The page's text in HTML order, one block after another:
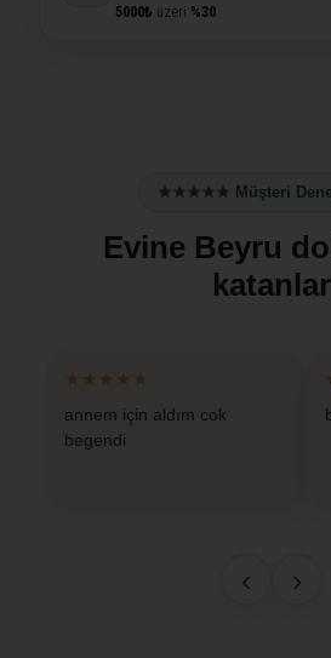
5000₺ üzeri %30
★★★★★ Müşteri
Evine Beyru
katanlar
★★★★★
annem için aldım cok
begendi
‹ ›